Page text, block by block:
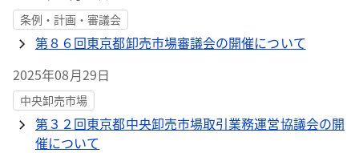
条例・計画・審議会
第８６回東京都卸売市場審議会の開催について
2025年08月29日
中央卸売市場
第３２回東京都中央卸売市場取引業務運営協議会の開
催について